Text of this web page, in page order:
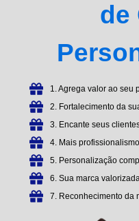
de
1. Agrega valor ao seu
2. Fortalecimento da
3. Encante seus
4. Mais
5. Personalização
6. Sua marca
7. Reconhecimento da